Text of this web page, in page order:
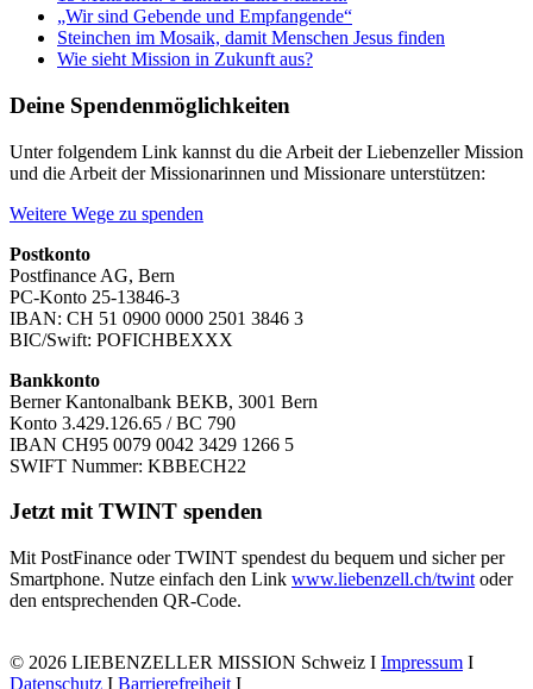
„Wir sind Gebende und Empfangende“
Steinchen im Mosaik, damit Menschen Jesus finden
Wie sieht Mission in Zukunft aus?
Deine Spendenmöglichkeiten
Unter folgendem Link kannst du die Arbeit der Liebenzeller Mission
und die Arbeit der Missionarinnen und Missionare unterstützen:
Weitere Wege zu spenden
Postkonto
Postfinance AG, Bern
PC-Konto 25-13846-3
IBAN: CH 51 0900 0000 2501 3846 3
BIC/Swift: POFICHBEXXX
Bankkonto
Berner Kantonalbank BEKB, 3001 Bern
Konto 3.429.126.65 / BC 790
IBAN CH95 0079 0042 3429 1266 5
SWIFT Nummer: KBBECH22
Jetzt mit TWINT spenden
Mit PostFinance oder TWINT spendest du bequem und sicher per
Smartphone. Nutze einfach den Link www.liebenzell.ch/twint oder
den entsprechenden QR-Code.
© 2026 LIEBENZELLER MISSION Schweiz I Impressum I
Datenschutz I Barrierefreiheit I